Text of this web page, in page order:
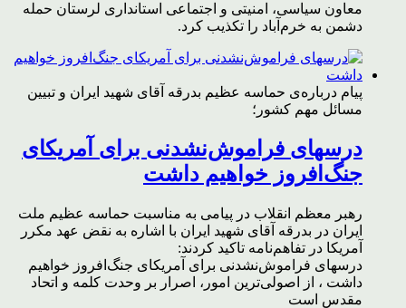
معاون سیاسی، امنیتی و اجتماعی استانداری لرستان حمله
دشمن به خرم‌آباد را تکذیب کرد.
پیام درباره‌ی حماسه عظیم بدرقه آقای شهید ایران و تبیین
مسائل مهم کشور؛
درسهای فراموش‌نشدنی برای آمریکای
جنگ‌افروز خواهیم داشت
رهبر معظم انقلاب در پیامی به مناسبت حماسه عظیم ملت
ایران در بدرقه آقای شهید ایران با اشاره به نقض عهد مکرر
آمریکا در تفاهم‌نامه تاکید کردند:
درسهای فراموش‌نشدنی برای آمریکای جنگ‌افروز خواهیم
داشت ، از اصولی‌ترین امور، اصرار بر وحدت کلمه و اتحاد
مقدس است